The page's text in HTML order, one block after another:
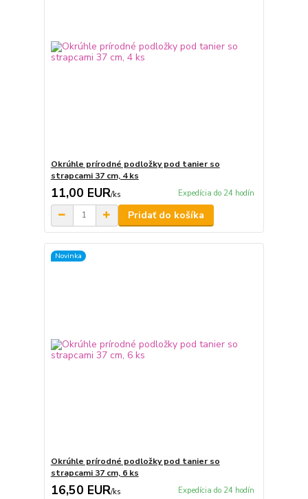
Okrúhle prírodné podložky pod tanier so
strapcami 37 cm, 4 ks
11,00 EUR/ks Expedícia do 24 hodín
Pridať do košíka
Novinka
Okrúhle prírodné podložky pod tanier so
strapcami 37 cm, 6 ks
16,50 EUR/ks Expedícia do 24 hodín